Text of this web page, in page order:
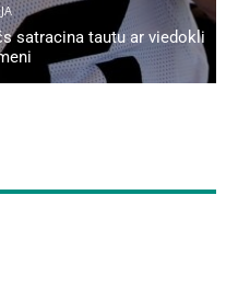
satracina tautu ar viedokli